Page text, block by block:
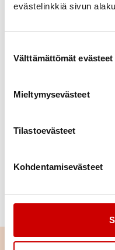
evästelinkkiä sivun
Välttämättömät evästeet
Mieltymysevästeet
Tilastoevästeet
Kohdentamisevästeet
Aurinkoisessa mutta
ohjelmaakin